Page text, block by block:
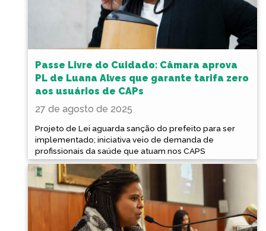
Passe Livre do Cuidado: Câmara aprova
PL de Luana Alves que garante tarifa zero
aos usuários de CAPs
27 de agosto de 2025
Projeto de Lei aguarda sanção do prefeito para ser
implementado; iniciativa veio de demanda de
profissionais da saúde que atuam nos CAPS